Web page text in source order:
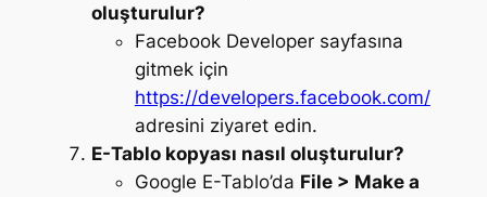
oluşturulur?
Facebook Developer sayfasına
gitmek için
https://developers.facebook.com/
adresini ziyaret edin.
E-Tablo kopyası nasıl oluşturulur?
Google E-Tablo’da File > Make a